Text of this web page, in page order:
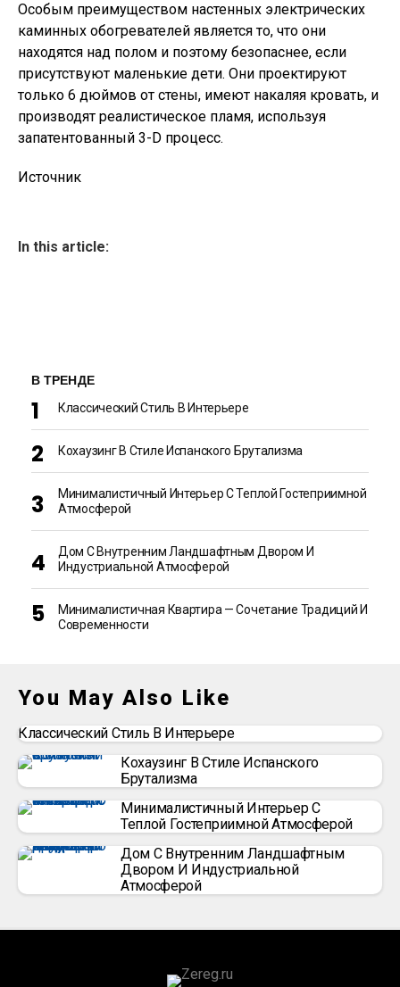
Особым преимуществом настенных электрических
каминных обогревателей является то, что они
находятся над полом и поэтому безопаснее, если
присутствуют маленькие дети. Они проектируют
только 6 дюймов от стены, имеют накаляя кровать, и
производят реалистическое пламя, используя
запатентованный 3-D процесс.
Источник
In this article:
В ТРЕНДЕ
Классический Стиль В Интерьере
Кохаузинг В Стиле Испанского Брутализма
Минималистичный Интерьер С Теплой Гостеприимной
Атмосферой
Дом С Внутренним Ландшафтным Двором И
Индустриальной Атмосферой
Минималистичная Квартира — Сочетание Традиций И
Современности
You May Also Like
Классический Стиль В Интерьере
Кохаузинг В Стиле Испанского
Брутализма
Минималистичный Интерьер С
Теплой Гостеприимной Атмосферой
Дом С Внутренним Ландшафтным
Двором И Индустриальной
Атмосферой